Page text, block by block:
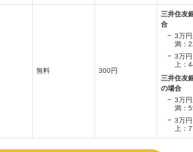
無料 300円
三井住友
合
3万
満：
3万
上：
三井住友
の場合
3万
満：
3万
上：